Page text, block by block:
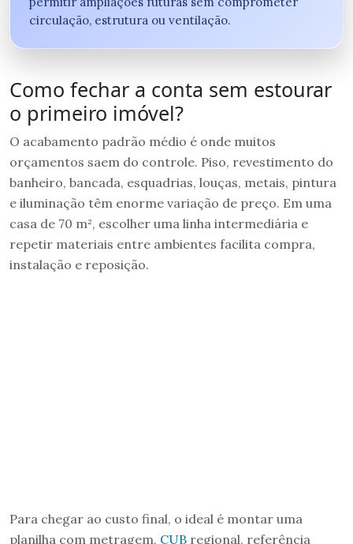
circulação, estrutura ou ventilação.
Como fechar a conta sem estourar
o primeiro imóvel?
O acabamento padrão médio é onde muitos
orçamentos saem do controle. Piso, revestimento do
banheiro, bancada, esquadrias, louças, metais, pintura
e iluminação têm enorme variação de preço. Em uma
casa de 70 m², escolher uma linha intermediária e
repetir materiais entre ambientes facilita compra,
instalação e reposição.
Para chegar ao custo final, o ideal é montar uma
planilha com metragem, CUB regional, referência